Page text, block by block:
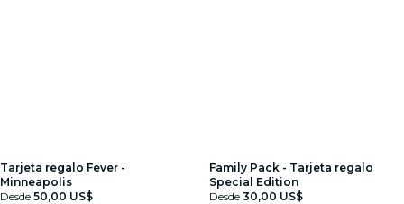
Tarjeta regalo Fever -
Minneapolis
Desde 50,00 US$
Family Pack - Tarjeta regalo
Special Edition
Desde 30,00 US$